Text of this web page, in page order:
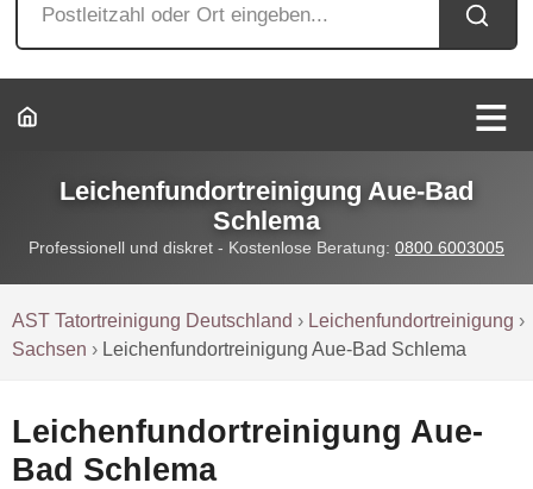
Leichenfundortreinigung Aue-Bad
Schlema
Professionell und diskret - Kostenlose Beratung: 0800 6003005
AST Tatortreinigung Deutschland › Leichenfundortreinigung ›
Sachsen › Leichenfundortreinigung Aue-Bad Schlema
Leichenfundortreinigung Aue-
Bad Schlema